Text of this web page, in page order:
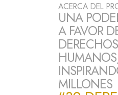
ACERCA DEL
UNA
A FAVOR
DERECHOS
MILLONES